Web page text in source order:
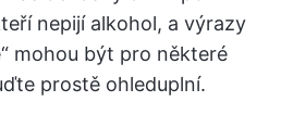
nepijí alkohol, a výrazy
mohou být pro některé
prostě ohleduplní.